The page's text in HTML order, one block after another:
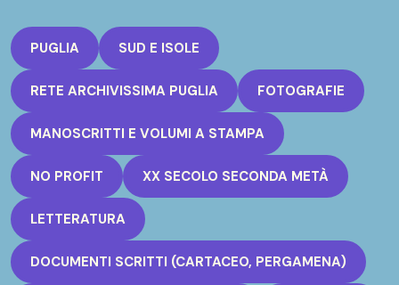
PUGLIA SUD E ISOLE
RETE ARCHIVISSIMA PUGLIA FOTOGRAFIE
MANOSCRITTI E VOLUMI A STAMPA
NO PROFIT XX SECOLO SECONDA METÀ
LETTERATURA
DOCUMENTI SCRITTI (CARTACEO, PERGAMENA)